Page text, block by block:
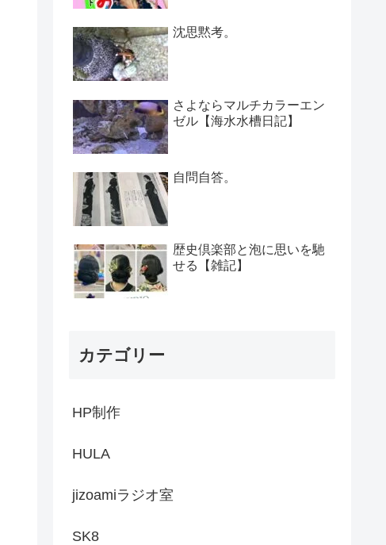
沈思黙考。
さよならマルチカラーエン
ゼル【海水水槽日記】
自問自答。
歴史倶楽部と泡に思いを馳
せる【雑記】
カテゴリー
HP制作
HULA
jizoamiラジオ室
SK8